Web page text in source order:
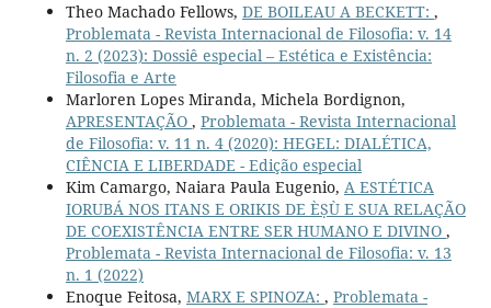
Theo Machado Fellows, DE BOILEAU A BECKETT: ,
Problemata - Revista Internacional de Filosofia: v. 14
n. 2 (2023): Dossiê especial – Estética e Existência:
Filosofia e Arte
Marloren Lopes Miranda, Michela Bordignon,
APRESENTAÇÃO , Problemata - Revista Internacional
de Filosofia: v. 11 n. 4 (2020): HEGEL: DIALÉTICA,
CIÊNCIA E LIBERDADE - Edição especial
Kim Camargo, Naiara Paula Eugenio, A ESTÉTICA
IORUBÁ NOS ITANS E ORIKIS DE ÈṢÙ E SUA RELAÇÃO
DE COEXISTÊNCIA ENTRE SER HUMANO E DIVINO ,
Problemata - Revista Internacional de Filosofia: v. 13
n. 1 (2022)
Enoque Feitosa, MARX E SPINOZA: , Problemata -